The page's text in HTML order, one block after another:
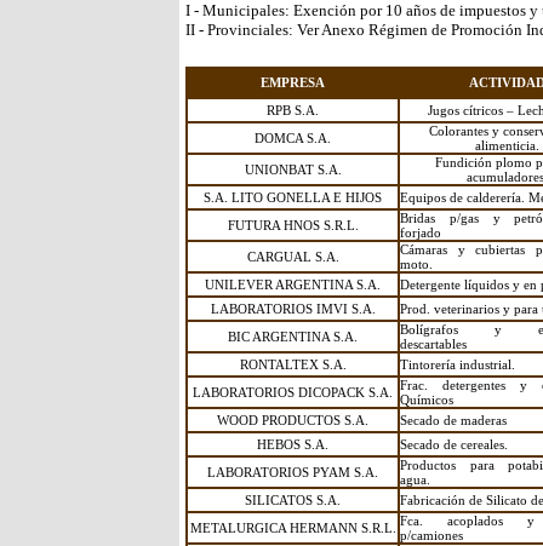
I - Municipales: Exención por 10 años de impuestos
II - Provinciales: Ver Anexo Régimen de Promoción
EMPRESA
RPB S.A.
Jugos cítricos –
DOMCA S.A.
Colorantes y
alimenticia.
UNIONBAT S.A.
Fundición plomo
S.A. LITO GONELLA E HIJOS
Equipos de calderería.
FUTURA HNOS S.R.L.
Bridas p/gas y
forjado
CARGUAL S.A.
Cámaras y cubiertas
moto.
UNILEVER ARGENTINA S.A.
Detergente líquidos y en
LABORATORIOS IMVI S.A.
Prod. veterinarios y para
BIC ARGENTINA S.A.
Bolígrafos y
descartables
RONTALTEX S.A.
Tintorería industrial.
LABORATORIOS DICOPACK S.A.
Frac. detergentes y
Químicos
WOOD PRODUCTOS S.A.
Secado de maderas
HEBOS S.A.
Secado de cereales.
LABORATORIOS PYAM S.A.
Productos para
agua.
SILICATOS S.A.
Fabricación de Silicato
METALURGICA HERMANN S.R.L. Fca. acoplados y
p/camiones